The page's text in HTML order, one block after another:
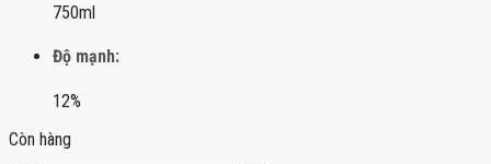
750ml
Độ mạnh:
12%
Còn hàng